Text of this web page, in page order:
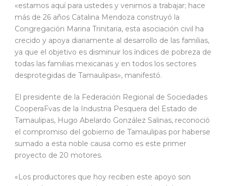
«estamos aquí para ustedes y venimos a trabajar; hace
más de 26 años Catalina Mendoza construyó la
Congregación Marina Trinitaria, esta asociación civil ha
crecido y apoya diariamente al desarrollo de las familias,
ya que el objetivo es disminuir los índices de pobreza de
todas las familias mexicanas y en todos los sectores
desprotegidas de Tamaulipas», manifestó.
El presidente de la Federación Regional de Sociedades
CooperaFvas de la Industria Pesquera del Estado de
Tamaulipas, Hugo Abelardo González Salinas, reconoció
el compromiso del gobierno de Tamaulipas por haberse
sumado a esta noble causa como es este primer
proyecto de 20 motores.
«Los productores que hoy reciben este apoyo son